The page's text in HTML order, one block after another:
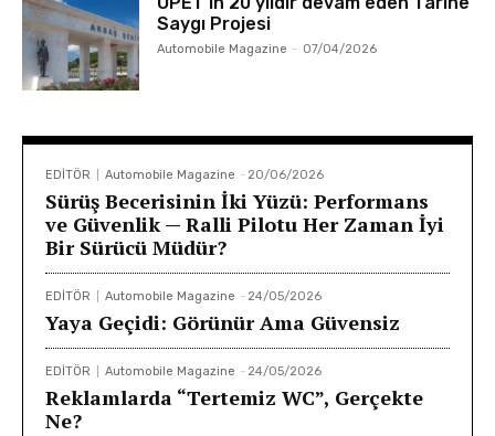
Saygı Projesi
Automobile Magazine - 07/04/2026
EDİTÖR Automobile Magazine - 20/06/2026
Sürüş Becerisinin İki Yüzü: Performans
ve Güvenlik — Ralli Pilotu Her Zaman İyi
Bir Sürücü Müdür?
EDİTÖR Automobile Magazine - 24/05/2026
Yaya Geçidi: Görünür Ama Güvensiz
EDİTÖR Automobile Magazine - 24/05/2026
Reklamlarda “Tertemiz WC”, Gerçekte
Ne?